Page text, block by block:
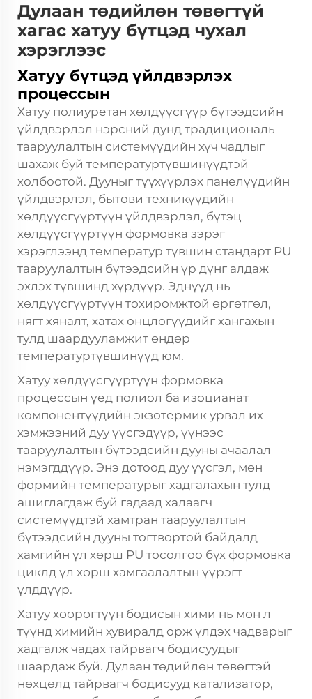
Дулаан төдийлөн төвөгтүй
хагас хатуу бүтцэд чухал
хэрэглээс
Хатуу бүтцэд үйлдвэрлэх
процессын
Хатуу полиуретан хөлдүүсгүүр бүтээдсийн
үйлдвэрлэл нэрсний дунд традициональ
тааруулалтын системүүдийн хүч чадлыг
шахаж буй температуртүвшинүүдтэй
холбоотой. Дууныг түүхүүрлэх панелүүдийн
үйлдвэрлэл, бытови техникүүдийн
хөлдүүсгүүртүүн үйлдвэрлэл, бүтэц
хөлдүүсгүүртүүн формовка зэрэг
хэрэглээнд температур түвшин стандарт PU
тааруулалтын бүтээдсийн үр дүнг алдаж
эхлэх түвшинд хүрдүүр. Эднүүд нь
хөлдүүсгүүртүүн тохиромжтой өргөтгөл,
нягт хяналт, хатах онцлогүүдийг хангахын
тулд шаардууламжит өндөр
температуртүвшинүүд юм.
Хатуу хөлдүүсгүүртүүн формовка
процессын үед полиол ба изоцианат
компонентүүдийн экзотермик урвал их
хэмжээний дуу үүсгэдүүр, үүнээс
тааруулалтын бүтээдсийн дууны ачаалал
нэмэгддүүр. Энэ дотоод дуу үүсгэл, мөн
формийн температурыг хадгалахын тулд
ашиглагдаж буй гадаад халаагч
системүүдтэй хамтран тааруулалтын
бүтээдсийн дууны тогтвортой байдалд
хамгийн үл хөрш PU тосолгоо бүх формовка
циклд үл хөрш хамгаалалтын үүрэгт
үлддүүр.
Хатуу хөөрөгтүүн бодисын хими нь мөн л
түүнд химийн хувиралд орж үлдэх чадварыг
хадгалж чадах тайрвагч бодисуудыг
шаардаж буй. Дулаан төдийлөн төвөгтэй
нөхцөлд тайрвагч бодисууд катализатор,